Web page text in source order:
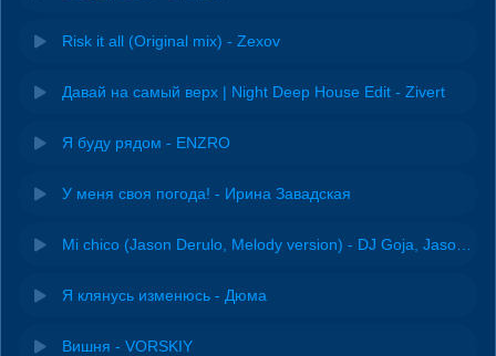
Risk it all (Original mix) - Zexov
Давай на самый верх | Night Deep House Edit - Zivert
Я буду рядом - ENZRO
У меня своя погода! - Ирина Завадская
Я клянусь изменюсь - Дюма
Вишня - VORSKIY